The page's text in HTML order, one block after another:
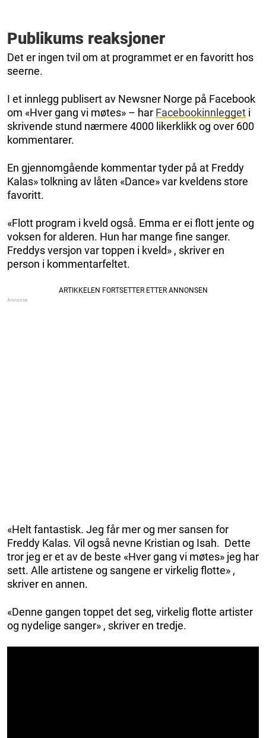
Publikums reaksjoner
Det er ingen tvil om at programmet er en favoritt hos
seerne.
I et innlegg publisert av Newsner Norge på Facebook
om «Hver gang vi møtes» – har Facebookinnlegget i
skrivende stund nærmere 4000 likerklikk og over 600
kommentarer.
En gjennomgående kommentar tyder på at Freddy
Kalas» tolkning av låten «Dance» var kveldens store
favoritt.
«Flott program i kveld også. Emma er ei flott jente og
voksen for alderen. Hun har mange fine sanger.
Freddys versjon var toppen i kveld» , skriver en
person i kommentarfeltet.
«Helt fantastisk. Jeg får mer og mer sansen for
Freddy Kalas. Vil også nevne Kristian og Isah. Dette
tror jeg er et av de beste «Hver gang vi møtes» jeg har
sett. Alle artistene og sangene er virkelig flotte» ,
skriver en annen.
«Denne gangen toppet det seg, virkelig flotte artister
og nydelige sanger» , skriver en tredje.